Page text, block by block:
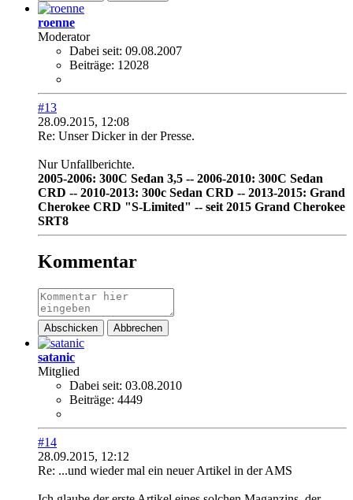
roenne
Moderator
Dabei seit: 09.08.2007
Beiträge: 12028
#13
28.09.2015, 12:08
Re: Unser Dicker in der Presse.
Nur Unfallberichte.
2005-2006: 300C Sedan 3,5 -- 2006-2010: 300C Sedan
CRD -- 2010-2013: 300c Sedan CRD -- 2013-2015: Grand
Cherokee CRD "S-Limited" -- seit 2015 Grand Cherokee
SRT8
Kommentar
Abschicken Abbrechen
satanic
Mitglied
Dabei seit: 03.08.2010
Beiträge: 4449
#14
28.09.2015, 12:12
Re: ...und wieder mal ein neuer Artikel in der AMS